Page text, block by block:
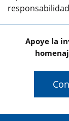
Apoye la